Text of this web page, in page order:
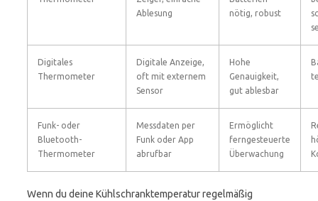
Ablesung
nötig, robust
Digitales
Thermometer
Digitale Anzeige,
oft mit externem
Sensor
Hohe
Genauigkeit,
gut ablesbar
Funk- oder
Bluetooth-
Thermometer
Messdaten per
Funk oder App
abrufbar
Ermöglicht
ferngesteuerte
Überwachung
Wenn du deine Kühlschranktemperatur regelmäßig